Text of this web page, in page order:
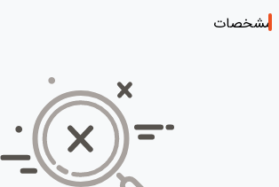
مشخصات